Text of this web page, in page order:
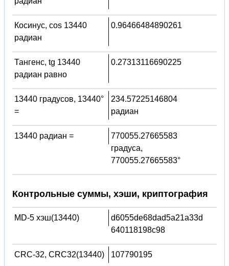
Косинус, cos 13440
радиан
0.96466484890261
Тангенс, tg 13440
радиан равно
0.27313116690225
13440 градусов, 13440°
=
234.57225146804
радиан
13440 радиан =
770055.27665583
градуса,
770055.27665583°
Контрольные суммы, хэши, криптография
MD-5 хэш(13440)
d6055de68dad5a21a33d
640118198c98
CRC-32, CRC32(13440) 107790195